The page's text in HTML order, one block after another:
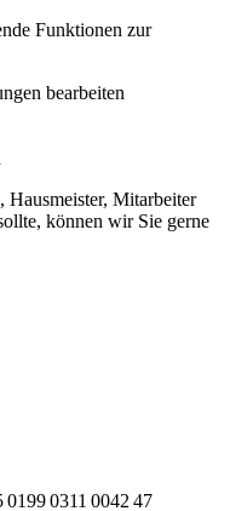
Funktionen zur
bearbeiten
Hausmeister, Mitarbeiter
können wir Sie gerne
0311 0042 47